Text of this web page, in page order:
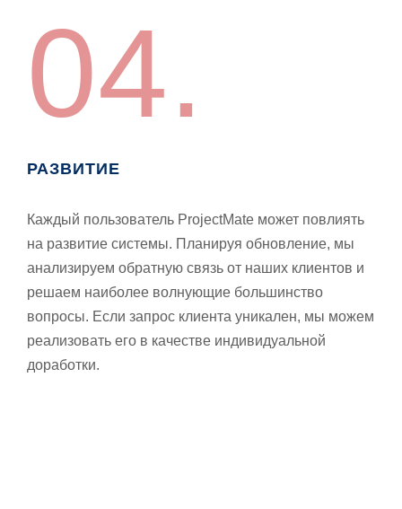
04.
РАЗВИТИЕ
Каждый пользователь ProjectMate может повлиять
на развитие системы. Планируя обновление, мы
анализируем обратную связь от наших клиентов и
решаем наиболее волнующие большинство
вопросы. Если запрос клиента уникален, мы можем
реализовать его в качестве индивидуальной
доработки.